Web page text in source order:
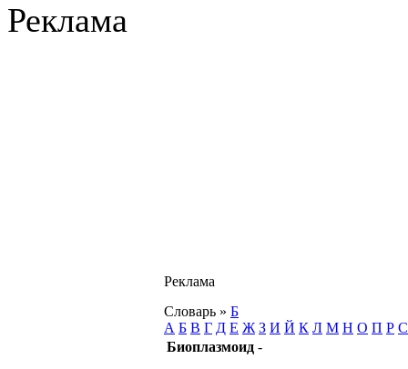
Реклама
Реклама
Словарь » Б
А Б В Г Д Е Ж З И Й К Л М Н О П Р С
Биоплазмоид -